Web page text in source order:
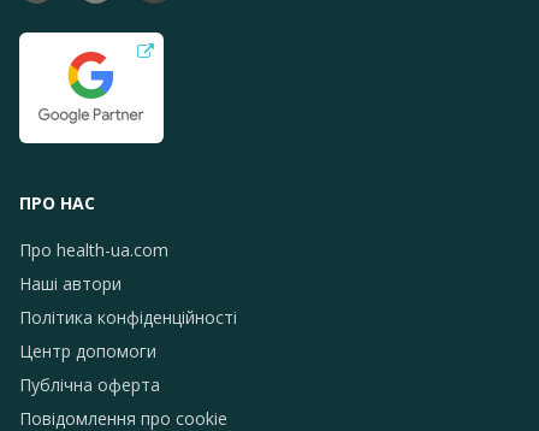
ПРО НАС
Про health-ua.com
Наші автори
Політика конфіденційності
Центр допомоги
Публічна оферта
Повідомлення про сookie